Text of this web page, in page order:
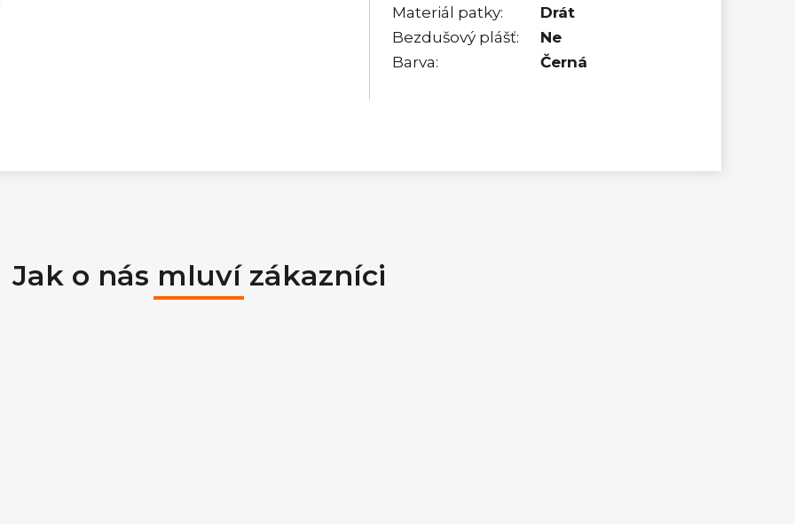
Materiál patky:
Drát
Bezdušový plášť:
Ne
Barva: Černá
Jak o nás mluví zákazníci